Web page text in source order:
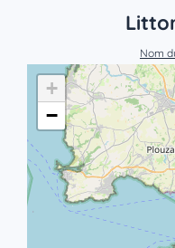
Nom
+
−